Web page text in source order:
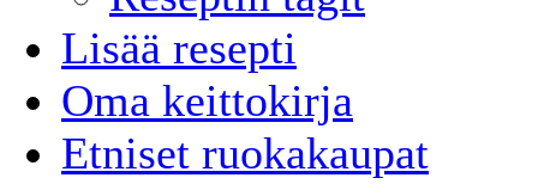
Lisää resepti
Oma keittokirja
Etniset ruokakaupat